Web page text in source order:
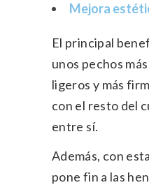
Mejora
El principal
unos pechos
ligeros y más
con el resto del
entre sí.
Además, con
pone fin a las